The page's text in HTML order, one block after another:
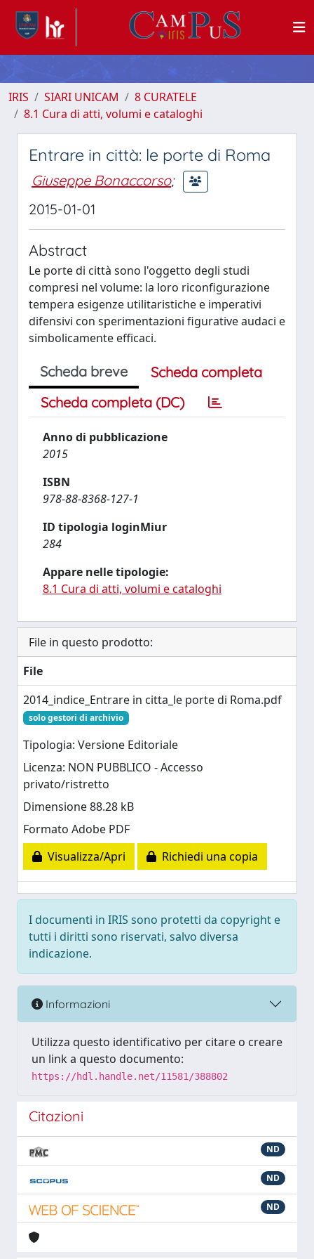
IRIS SIARI UNICAM
8 CURATELE
8.1 Cura di atti, volumi e cataloghi
Entrare in città: le porte di Roma
Giuseppe Bonaccorso;
2015-01-01
Abstract
Le porte di città sono l'oggetto degli studi
compresi nel volume: la loro riconfigurazione
tempera esigenze utilitaristiche e imperativi
difensivi con sperimentazioni figurative audaci e
simbolicamente efficaci.
Scheda breve
Scheda completa
Scheda completa (DC)
Anno di pubblicazione
2015
ISBN
978-88-8368-127-1
ID tipologia loginMiur
284
Appare nelle tipologie:
8.1 Cura di atti, volumi e cataloghi
File in questo prodotto:
File
2014_indice_Entrare in citta_le porte di Roma.pdf
solo gestori di archivio
Tipologia: Versione Editoriale
Licenza: NON PUBBLICO - Accesso
privato/ristretto
Dimensione 88.28 kB
Formato Adobe PDF
Visualizza/Apri
Richiedi una copia
I documenti in IRIS sono protetti da copyright e
tutti i diritti sono riservati, salvo diversa
indicazione.
Informazioni
Utilizza questo identificativo per citare o creare
un link a questo documento:
https://hdl.handle.net/11581/388802
Citazioni
ND
ND
ND